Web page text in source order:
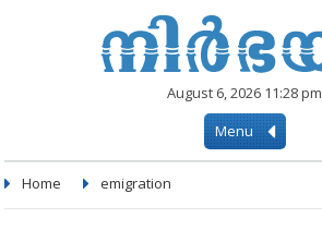
August 6, 2026 11:28 pm
Menu
Home emigration